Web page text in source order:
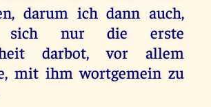
darum ich dann auch,
sich nur die erste
darbot, vor allem
mit ihm wortgemein zu